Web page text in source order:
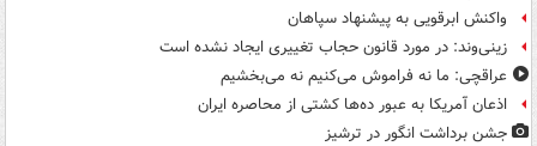
واکنش ابرقویی به پیشنهاد سپاهان
زینی‌وند: در مورد قانون حجاب تغییری ایجاد نشده است
عراقچی: ما نه فراموش می‌کنیم نه می‌بخشیم
اذعان آمریکا به عبور ده‌ها کشتی از محاصره ایران
جشن برداشت انگور در ترشیز